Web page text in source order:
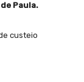
Paula.
custeio